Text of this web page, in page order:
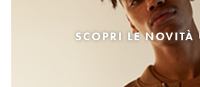
SCOPRI LE NOVITÀ